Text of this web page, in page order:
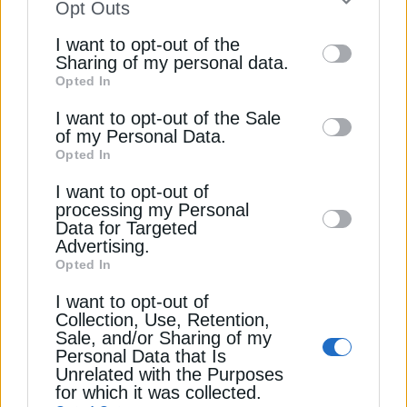
information by third parties on the IAB’s list
of downstream participants. This
information may also be disclosed by us to
third parties on theIAB’s List of
Downstream Participants
disclose it to other third parties.
Opt Outs
I want to opt-out of the
Sharing of my personal data.
Opted In
I want to opt-out of the Sale
of my Personal Data.
Opted In
I want to opt-out of
processing my Personal
Data for Targeted
Advertising.
Opted In
I want to opt-out of
Collection, Use, Retention,
Sale, and/or Sharing of my
Personal Data that Is
Unrelated with the Purposes
for which it was collected.
την πλήρη απουσία βιώσιμης στρατηγικής στην
αγορά των ΑΠΕ. Η συσπείρωσή μας είναι η
δύναμή μας.
Καλούμε όλους τους συναδέλφους να
παραμείνουν σε πλήρη ετοιμότητα για τις επόμενες
Διαβάστε ακόμη
αρνητικές τιμές
ΣΥΦΩΕΛ: Ίση μεταχείριση για αγρότες και ΟΤΑ στα
φωτοβολταϊκά